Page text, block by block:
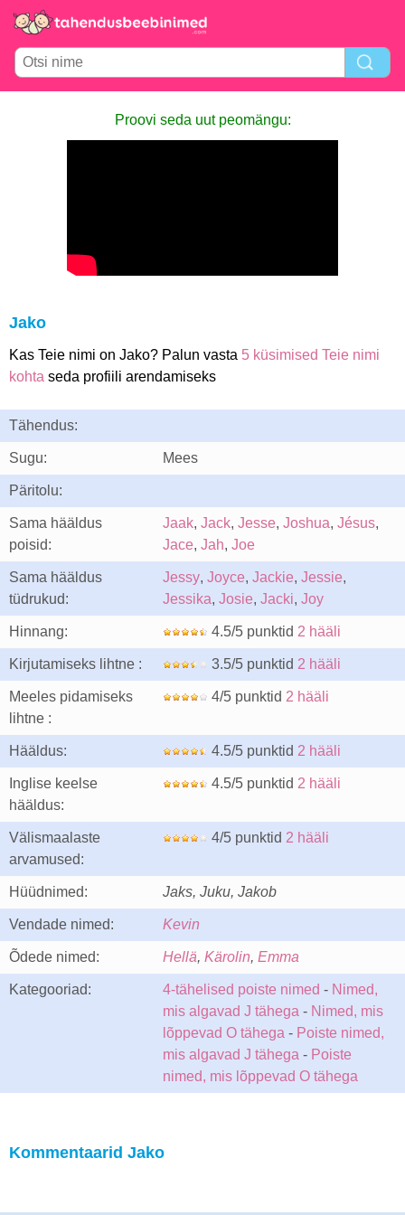
Proovi seda uut peomängu:
Jako
Kas Teie nimi on Jako? Palun vasta 5 küsimised Teie nimi
kohta seda profiili arendamiseks
Tähendus:
Sugu: Mees
Päritolu:
Sama hääldus
poisid:
Jaak, Jack, Jesse, Joshua, Jésus,
Jace, Jah, Joe
Sama hääldus
tüdrukud:
Jessy, Joyce, Jackie, Jessie,
Jessika, Josie, Jacki, Joy
Hinnang: 4.5/5 punktid 2 hääli
Kirjutamiseks lihtne : 3.5/5 punktid 2 hääli
Meeles pidamiseks
lihtne :
4/5 punktid 2 hääli
Hääldus: 4.5/5 punktid 2 hääli
Inglise keelse
hääldus:
4.5/5 punktid 2 hääli
Välismaalaste
arvamused:
4/5 punktid 2 hääli
Hüüdnimed: Jaks, Juku, Jakob
Vendade nimed: Kevin
Õdede nimed: Hellä, Kärolin, Emma
Kategooriad: 4-tähelised poiste nimed - Nimed,
mis algavad J tähega - Nimed, mis
lõppevad O tähega - Poiste nimed,
mis algavad J tähega - Poiste
nimed, mis lõppevad O tähega
Kommentaarid Jako